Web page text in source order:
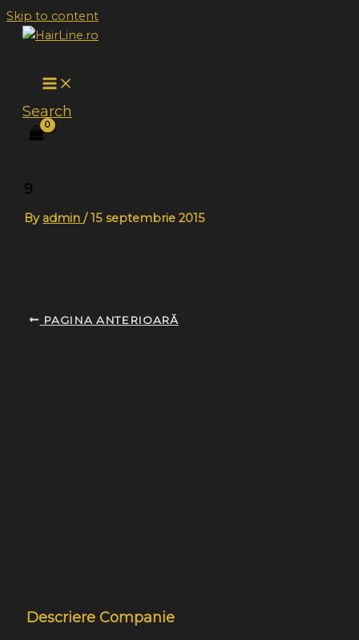
Skip to content
Search
9
By admin/15 septembrie 2015
PAGINA ANTERIOARĂ
Descriere Companie